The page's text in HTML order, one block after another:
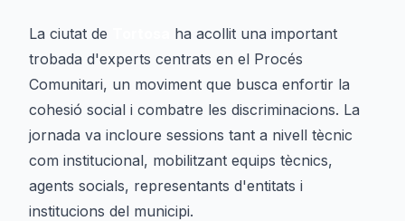
La ciutat de
ha acollit una important
trobada d'experts centrats en el Procés
Comunitari, un moviment que busca enfortir la
cohesió social i combatre les discriminacions. La
jornada va incloure sessions tant a nivell tècnic
com institucional, mobilitzant equips tècnics,
agents socials, representants d'entitats i
institucions del municipi.